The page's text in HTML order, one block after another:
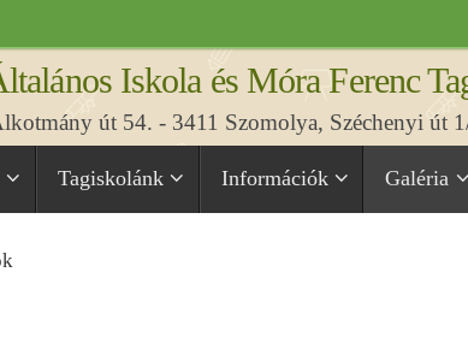
Iskola és Móra Ferenc
út 54. - 3411 Szomolya, Széchenyi út
Tagiskolánk Információk Galéria